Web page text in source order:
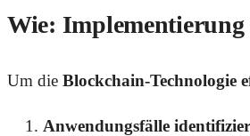
Wie: Implementierung
Um die Blockchain-Technologie
Anwendungsfälle